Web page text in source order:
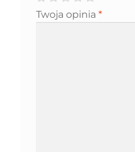
Twoja opinia *